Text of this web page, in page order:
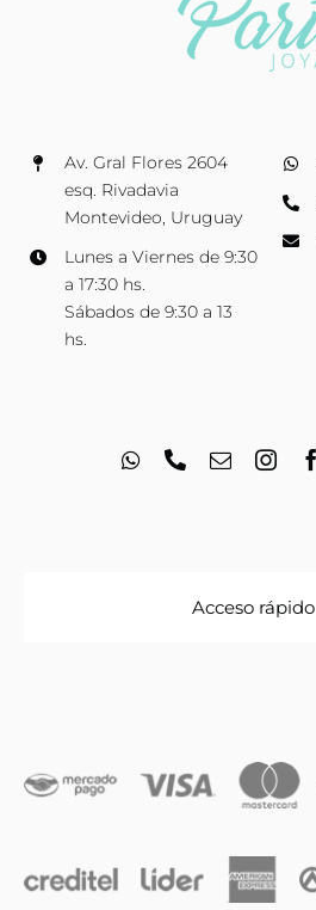
Av. Gral Flores 2604
esq. Rivadavia
Montevideo, Uruguay
Lunes a Viernes de 9:30
a 17:30 hs.
Sábados de 9:30 a 13
hs.
Acceso rápido
Iniciales